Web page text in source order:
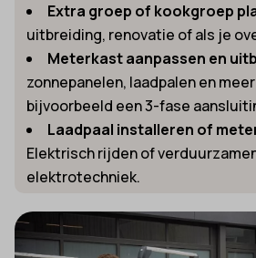
Extra groep of kookgroep
uitbreiding, renovatie of als je
Meterkast aanpassen en
zonnepanelen, laadpalen en
bijvoorbeeld een 3-fase
Laadpaal installeren of
Elektrisch rijden of
elektrotechniek.